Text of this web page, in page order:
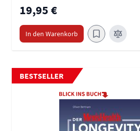
19,95 €
In den Warenkorb
BESTSELLER